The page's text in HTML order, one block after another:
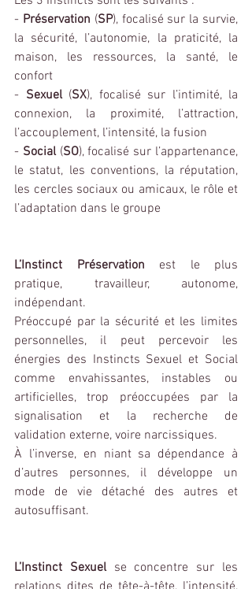
- Préservation (SP), focalisé sur la survie,
la sécurité, l’autonomie, la praticité, la
maison, les ressources, la santé, le
confort
- Sexuel (SX), focalisé sur l’intimité, la
connexion, la proximité, l’attraction,
l’accouplement, l’intensité, la fusion
- Social (SO), focalisé sur l’appartenance,
le statut, les conventions, la réputation,
les cercles sociaux ou amicaux, le rôle et
l’adaptation dans le groupe
L’Instinct Préservation est le plus
pratique, travailleur, autonome,
indépendant.
Préoccupé par la sécurité et les limites
personnelles, il peut percevoir les
énergies des Instincts Sexuel et Social
comme envahissantes, instables ou
artificielles, trop préoccupées par la
signalisation et la recherche de
validation externe, voire narcissiques.
À l’inverse, en niant sa dépendance à
d’autres personnes, il développe un
mode de vie détaché des autres et
autosuffisant.
L’Instinct Sexuel se concentre sur les